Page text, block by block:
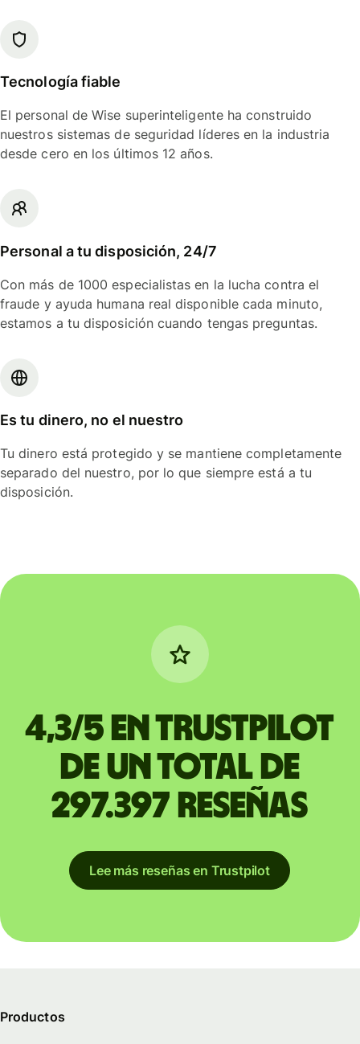
Tecnología fiable
El personal de Wise superinteligente ha construido
nuestros sistemas de seguridad líderes en la industria
desde cero en los últimos 12 años.
Personal a tu disposición, 24/7
Con más de 1000 especialistas en la lucha contra el
fraude y ayuda humana real disponible cada minuto,
estamos a tu disposición cuando tengas preguntas.
Es tu dinero, no el nuestro
Tu dinero está protegido y se mantiene completamente
separado del nuestro, por lo que siempre está a tu
disposición.
4,3/5 en Trustpilot
de un total de
297.397 reseñas
Lee más reseñas en Trustpilot
Productos